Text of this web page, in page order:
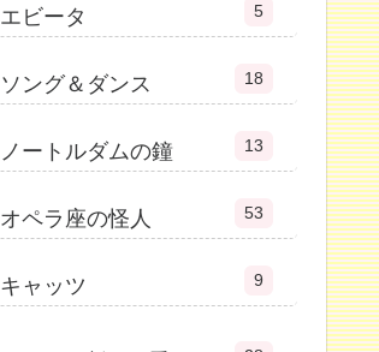
エビータ 5
ソング＆ダンス 18
ノートルダムの鐘 13
オペラ座の怪人 53
キャッツ 9